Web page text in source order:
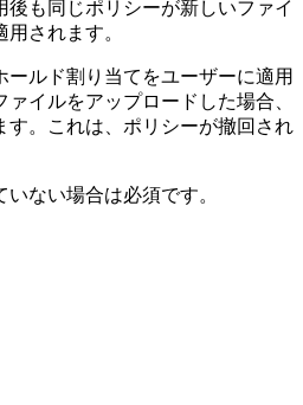
後も同じポリシーが新しいファイ
されます。
ールド割り当てをユーザーに適用
イルをアップロードした場合、
す。これは、ポリシーが撤回され
ない場合は必須です。